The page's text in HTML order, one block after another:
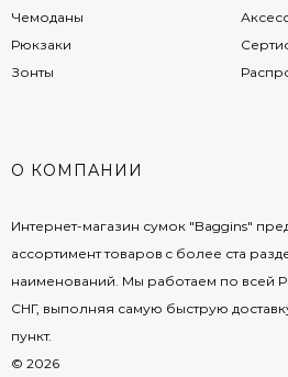
Чемоданы
Рюкзаки
Зонты
О КОМПАНИИ
Интернет-магазин сумок "Baggins"
ассортимент товаров c более ста
наименований. Мы работаем по всей
СНГ, выполняя самую быструю
пункт.
© 2026